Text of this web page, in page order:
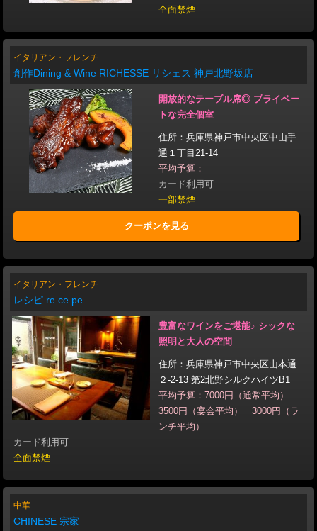
全面禁煙
イタリアン・フレンチ
創作Dining & Wine RICHESSE リシェス 神戸北野坂店
開放的なテーブル席◎ プライベー
トな完全個室
住所：兵庫県神戸市中央区中山手
通１丁目21-14
平均予算：
カード利用可
一部禁煙
クーポンを見る
イタリアン・フレンチ
レシピ re ce pe
豊富なワインをご堪能♪ シックな
照明と大人の空間
住所：兵庫県神戸市中央区山本通
２-2-13 第2北野シルクハイツB1
平均予算：7000円（通常平均）
3500円（宴会平均） 3000円（ラ
ンチ平均）
カード利用可
全面禁煙
中華
CHINESE 宗家